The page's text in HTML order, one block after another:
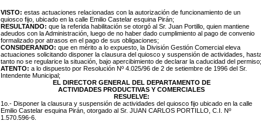
VISTO: estas actuaciones relacionadas con la autorización de funcionamiento de un
quiosco fijo, ubicado en la calle Emilio Castelar esquina Pirán;
RESULTANDO: que la referida habilitación se otorgó al Sr. Juan Portillo, quien mantiene
adeudos con la Administración, luego de no haber dado cumplimiento al pago de convenio
formalizado por atrasos en el pago de sus obligaciones;
CONSIDERANDO: que en mérito a lo expuesto, la División Gestión Comercial eleva
actuaciones solicitando disponer la clausura del quiosco y suspensión de actividades,
tanto no se regularice la situación, bajo apercibimiento de declarar la caducidad del permiso;
ATENTO: a lo dispuesto por Resolución Nº 4.025/96 de 2 de setiembre de 1996 del Sr.
Intendente Municipal;
EL DIRECTOR GENERAL DEL DEPARTAMENTO DE
ACTIVIDADES PRODUCTIVAS Y COMERCIALES
RESUELVE:
1o.- Disponer la clausura y suspensión de actividades del quiosco fijo ubicado en la calle
Emilio Castelar esquina Pirán , otorgado al Sr. JUAN CARLOS PORTILLO, C.I. Nº
1.570.596-6.